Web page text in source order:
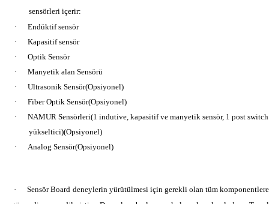
sensörleri içerir:
·
Endüktif sensör
·
Kapasitif sensör
·
Optik Sensör
·
Manyetik alan Sensörü
·
Ultrasonik Sensör(Opsiyonel)
·
Fiber Optik Sensör(Opsiyonel)
·
NAMUR Sensörleri(1 indutive, kapasitif ve manyetik sensör, 1 post switch
yükseltici)(Opsiyonel)
·
Analog Sensör(Opsiyonel)
·
Sensör Board deneylerin yürütülmesi için gerekli olan tüm komponentlere